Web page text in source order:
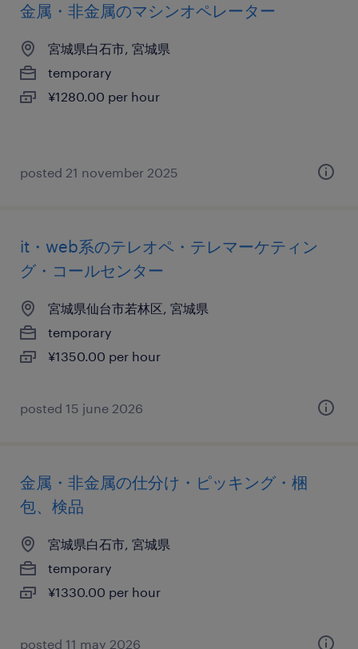
金属・非金属のマシンオペレーター
宮城県白石市, 宮城県
temporary
¥1280.00 per hour
posted 21 november 2025
it・web系のテレオペ・テレマーケティン
グ・コールセンター
宮城県仙台市若林区, 宮城県
temporary
¥1350.00 per hour
posted 15 june 2026
金属・非金属の仕分け・ピッキング・梱
包、検品
宮城県白石市, 宮城県
temporary
¥1330.00 per hour
posted 11 may 2026